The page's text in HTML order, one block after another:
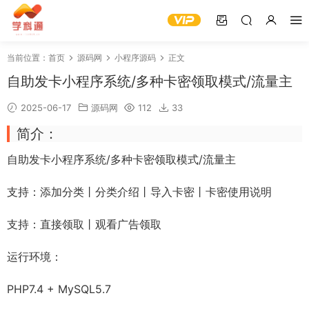
当前位置： 首页 源码网 小程序源码 正文
自助发卡小程序系统/多种卡密领取模式/流量主
2025-06-17 源码网 112 33
简介：
自助发卡小程序系统/多种卡密领取模式/流量主
支持：添加分类丨分类介绍丨导入卡密丨卡密使用说明
支持：直接领取丨观看广告领取
运行环境：
PHP7.4 + MySQL5.7